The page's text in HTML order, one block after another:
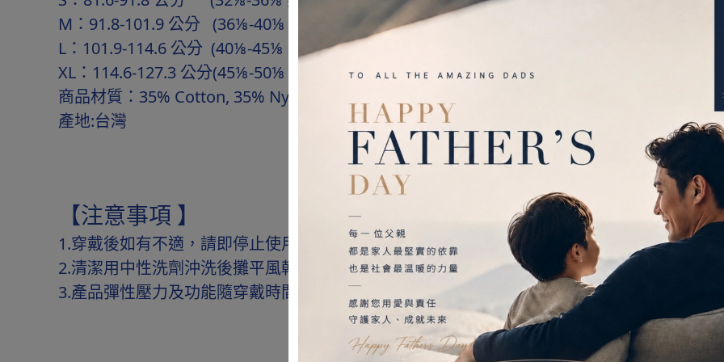
M：91.8-101.9 公分 (36⅛-40⅛ 英吋)
L：101.9-114.6 公分 (40⅛-45⅛ 英吋)
XL：114.6-127.3 公分(45⅛-50⅛ 英吋)
商品材質：35% Cotton, 35% Nylon, 20% Rubber, 10% Spandex
產地:台灣
【注意事項 】
1.穿戴後如有不適，請即停止使用並就醫診療。
2.清潔用中性洗劑沖洗後攤平風乾，請勿日照、熱烘、吊掛。
3.產品彈性壓力及功能隨穿戴時間及頻率遞減，為確保產品效用達最大發揮，建議定期更換。